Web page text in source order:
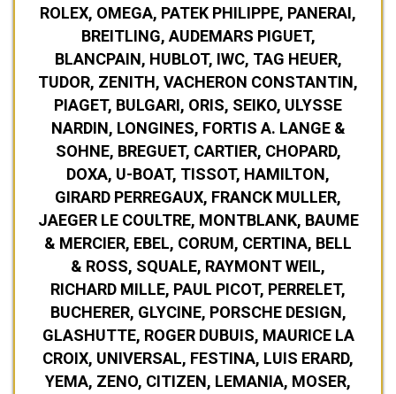
ROLEX, OMEGA, PATEK PHILIPPE, PANERAI,
BREITLING, AUDEMARS PIGUET,
BLANCPAIN, HUBLOT, IWC, TAG HEUER,
TUDOR, ZENITH, VACHERON CONSTANTIN,
PIAGET, BULGARI, ORIS, SEIKO, ULYSSE
NARDIN, LONGINES, FORTIS A. LANGE &
SOHNE, BREGUET, CARTIER, CHOPARD,
DOXA, U-BOAT, TISSOT, HAMILTON,
GIRARD PERREGAUX, FRANCK MULLER,
JAEGER LE COULTRE, MONTBLANK, BAUME
& MERCIER, EBEL, CORUM, CERTINA, BELL
& ROSS, SQUALE, RAYMONT WEIL,
RICHARD MILLE, PAUL PICOT, PERRELET,
BUCHERER, GLYCINE, PORSCHE DESIGN,
GLASHUTTE, ROGER DUBUIS, MAURICE LA
CROIX, UNIVERSAL, FESTINA, LUIS ERARD,
YEMA, ZENO, CITIZEN, LEMANIA, MOSER,